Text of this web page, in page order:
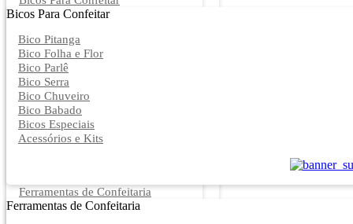
Bicos Para Confeitar
Bico Pitanga
Bico Folha e Flor
Bico Parlê
Bico Serra
Bico Chuveiro
Bico Babado
Bicos Especiais
Acessórios e Kits
Ferramentas de Confeitaria
Ferramentas de Confeitaria